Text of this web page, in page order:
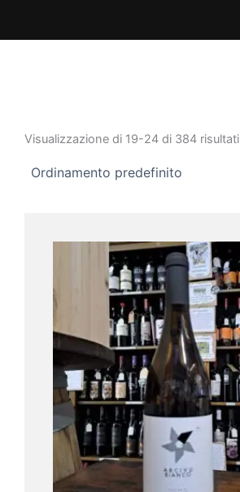
Visualizzazione di 19-24 di 384 risultati